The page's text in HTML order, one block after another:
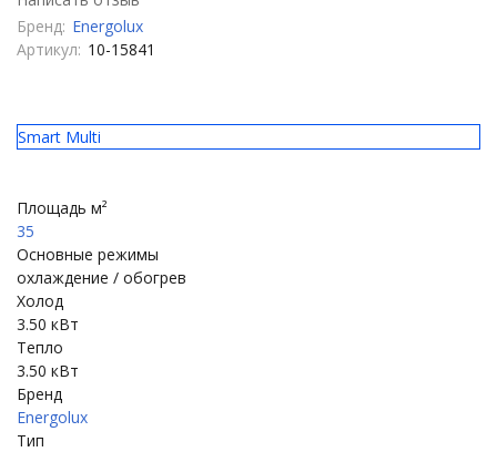
Бренд: Energolux
Артикул: 10-15841
Smart Multi
Площадь м²
35
Основные режимы
охлаждение / обогрев
Холод
3.50 кВт
Тепло
3.50 кВт
Бренд
Energolux
Тип